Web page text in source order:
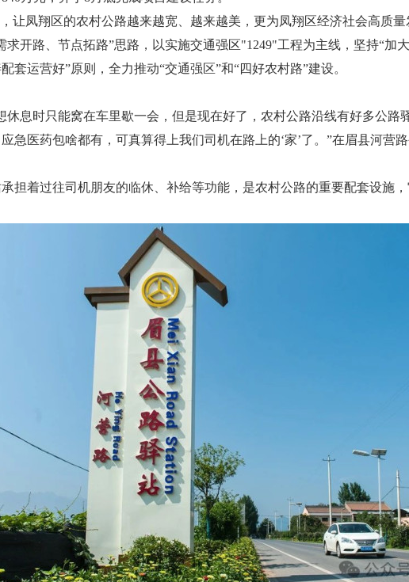
让凤翔区的农村公路越来越宽、越来越美，更为凤翔区经济社会高质
求开路、节点拓路”思路，以实施交通强区"1249"工程为主线，坚持“加
套运营好”原则，全力推动“交通强区”和“四好农村路”建设。
休息时只能窝在车里歇一会，但是现在好了，农村公路沿线有好多公路
急医药包啥都有，可真算得上我们司机在路上的‘家’了。”在眉县河营
担着过往司机朋友的临休、补给等功能，是农村公路的重要配套设施